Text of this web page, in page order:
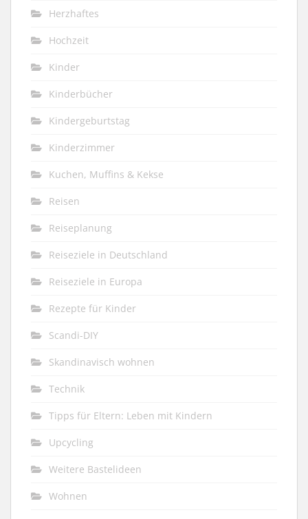
Herzhaftes
Hochzeit
Kinder
Kinderbücher
Kindergeburtstag
Kinderzimmer
Kuchen, Muffins & Kekse
Reisen
Reiseplanung
Reiseziele in Deutschland
Reiseziele in Europa
Rezepte für Kinder
Scandi-DIY
Skandinavisch wohnen
Technik
Tipps für Eltern: Leben mit Kindern
Upcycling
Weitere Bastelideen
Wohnen